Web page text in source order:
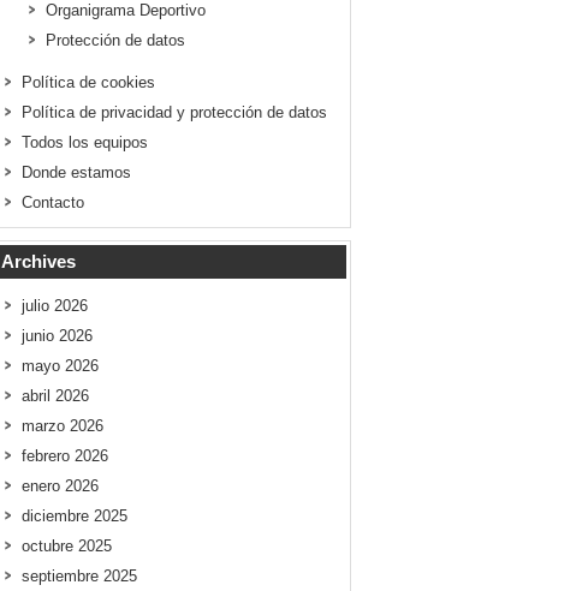
Organigrama Deportivo
Protección de datos
Política de cookies
Política de privacidad y protección de datos
Todos los equipos
Donde estamos
Contacto
Archives
julio 2026
junio 2026
mayo 2026
abril 2026
marzo 2026
febrero 2026
enero 2026
diciembre 2025
octubre 2025
septiembre 2025